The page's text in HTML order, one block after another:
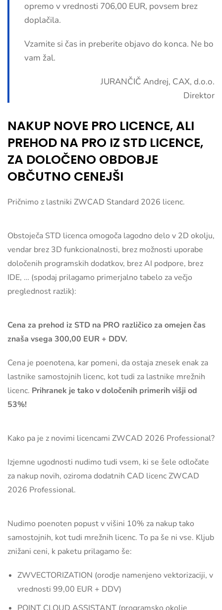
opremo v vrednosti 706,00 EUR, povsem brez
doplačila.
Vzamite si čas in preberite objavo do konca. Ne bo
vam žal.
JURANČIČ Andrej, CAX, d.o.o.
Direktor
NAKUP NOVE PRO LICENCE, ALI
PREHOD NA PRO IZ STD LICENCE,
ZA DOLOČENO OBDOBJE
OBČUTNO CENEJŠI
Pričnimo z lastniki ZWCAD Standard 2026 licenc.
Obstoječa STD licenca omogoča lagodno delo v 2D okolju,
vendar brez 3D funkcionalnosti, brez možnosti uporabe
določenih programskih dodatkov, brez AI podpore, brez
IDE, … (spodaj prilagamo primerjalno tabelo za večjo
preglednost razlik):
Cena za prehod iz STD na PRO različico za omejen čas
znaša vsega 300,00 EUR + DDV.
Cena je poenotena, kar pomeni, da ostaja znesek enak za
lastnike samostojnih licenc, kot tudi za lastnike mrežnih
licenc. Prihranek je tako v določenih primerih višji od
53%!
Kako pa je z novimi licencami ZWCAD 2026 Professional?
Izjemne ugodnosti nudimo tudi vsem, ki se šele odločate
za nakup novih, oziroma dodatnih CAD licenc ZWCAD
2026 Professional.
Nudimo poenoten popust v višini 10% za nakup tako
samostojnih, kot tudi mrežnih licenc. To pa še ni vse. Kljub
znižani ceni, k paketu prilagamo še:
ZWVECTORIZATION (orodje namenjeno vektorizaciji, v
vrednosti 99,00 EUR + DDV)